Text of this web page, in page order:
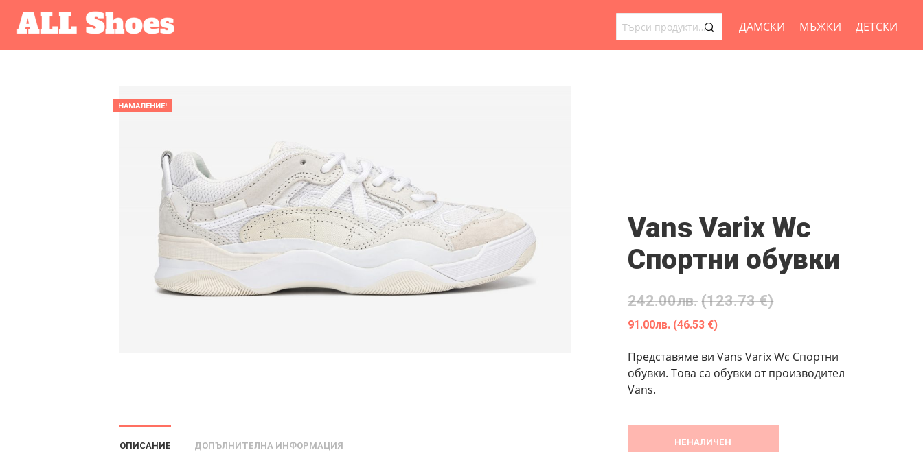
ТЪРСЕНЕ
ДАМСКИ МЪЖКИ ДЕТСКИ
НАМАЛЕНИЕ!
Vans Varix Wc
Спортни обувки
242.00лв. (123.73 €)
91.00лв. (46.53 €)
Представяме ви Vans Varix Wc Спортни
обувки. Това са обувки от производител
Vans.
НЕНАЛИЧЕН
ОПИСАНИЕ ДОПЪЛНИТЕЛНА ИНФОРМАЦИЯ